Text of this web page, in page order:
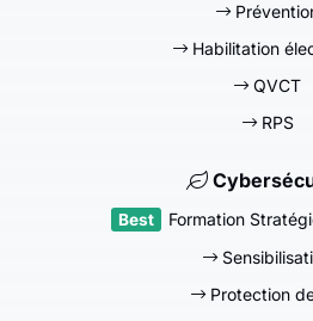
Habilitation
QVCT
RPS
Formation
Protection